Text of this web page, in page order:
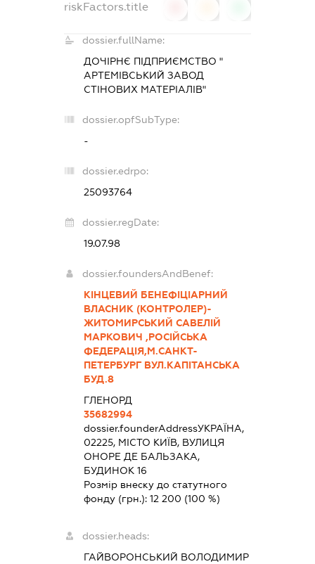
riskFactors.title
dossier.fullName:
ДОЧІРНЄ ПІДПРИЄМСТВО "
АРТЕМІВСЬКИЙ ЗАВОД
СТІНОВИХ МАТЕРІАЛІВ"
dossier.opfSubType:
-
dossier.edrpo:
25093764
dossier.regDate:
19.07.98
dossier.foundersAndBenef:
КІНЦЕВИЙ БЕНЕФІЦІАРНИЙ
ВЛАСНИК (КОНТРОЛЕР)-
ЖИТОМИРСЬКИЙ САВЕЛІЙ
МАРКОВИЧ ,РОСІЙСЬКА
ФЕДЕРАЦІЯ,М.САНКТ-
ПЕТЕРБУРГ ВУЛ.КАПІТАНСЬКА
БУД.8
ГЛЕНОРД
35682994
dossier.founderAddressУКРАЇНА,
02225, МІСТО КИЇВ, ВУЛИЦЯ
ОНОРЕ ДЕ БАЛЬЗАКА,
БУДИНОК 16
Розмір внеску до статутного
фонду (грн.):12 200 (100 %)
dossier.heads:
ГАЙВОРОНСЬКИЙ ВОЛОДИМИР